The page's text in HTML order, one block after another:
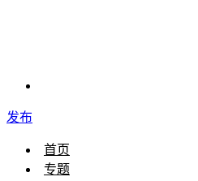
发布
首页
专题